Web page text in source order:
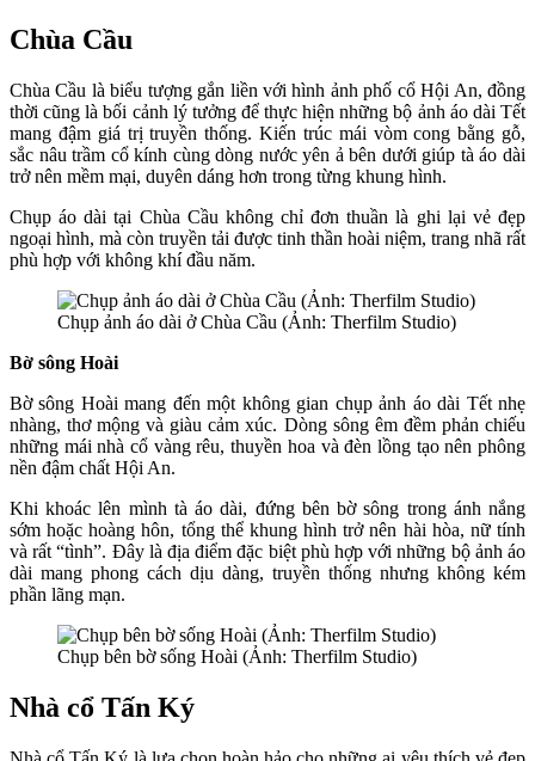
Chùa Cầu
Chùa Cầu là biểu tượng gắn liền với hình ảnh phố cổ Hội An, đồng
thời cũng là bối cảnh lý tưởng để thực hiện những bộ ảnh áo dài Tết
mang đậm giá trị truyền thống. Kiến trúc mái vòm cong bằng gỗ,
sắc nâu trầm cổ kính cùng dòng nước yên ả bên dưới giúp tà áo dài
trở nên mềm mại, duyên dáng hơn trong từng khung hình.
Chụp áo dài tại Chùa Cầu không chỉ đơn thuần là ghi lại vẻ đẹp
ngoại hình, mà còn truyền tải được tinh thần hoài niệm, trang nhã rất
phù hợp với không khí đầu năm.
Chụp ảnh áo dài ở Chùa Cầu (Ảnh: Therfilm Studio)
Bờ sông Hoài
Bờ sông Hoài mang đến một không gian chụp ảnh áo dài Tết nhẹ
nhàng, thơ mộng và giàu cảm xúc. Dòng sông êm đềm phản chiếu
những mái nhà cổ vàng rêu, thuyền hoa và đèn lồng tạo nên phông
nền đậm chất Hội An.
Khi khoác lên mình tà áo dài, đứng bên bờ sông trong ánh nắng
sớm hoặc hoàng hôn, tổng thể khung hình trở nên hài hòa, nữ tính
và rất “tình”. Đây là địa điểm đặc biệt phù hợp với những bộ ảnh áo
dài mang phong cách dịu dàng, truyền thống nhưng không kém
phần lãng mạn.
Chụp bên bờ sống Hoài (Ảnh: Therfilm Studio)
Nhà cổ Tấn Ký